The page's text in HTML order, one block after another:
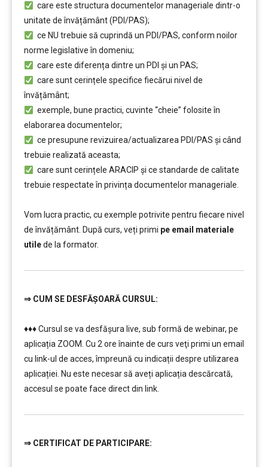
care este structura documentelor manageriale dintr-o
unitate de învățământ (PDI/PAS);
ce NU trebuie să cuprindă un PDI/PAS, conform noilor
norme legislative în domeniu;
care este diferența dintre un PDI şi un PAS;
care sunt cerințele specifice fiecărui nivel de
învățământ;
exemple, bune practici, cuvinte “cheie” folosite în
elaborarea documentelor;
ce presupune revizuirea/actualizarea PDI/PAS şi când
trebuie realizată aceasta;
care sunt cerințele ARACIP şi ce standarde de calitate
trebuie respectate în privința documentelor manageriale.
Vom lucra practic, cu exemple potrivite pentru fiecare nivel
de învățământ. După curs, veți primi pe email materiale
utilede la formator.
⇒ CUM SE DESFĂȘOARĂ CURSUL:
♦♦♦ Cursul se va desfășura live, sub formă de webinar, pe
aplicația ZOOM. Cu 2 ore înainte de curs veţi primi un email
cu link-ul de acces, împreună cu indicații despre utilizarea
aplicației. Nu este necesar să aveți aplicația descărcată,
accesul se poate face direct din link.
⇒ CERTIFICAT DE PARTICIPARE: